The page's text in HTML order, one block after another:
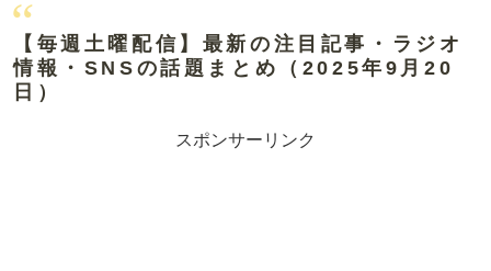
【毎週土曜配信】最新の注目記事・ラジオ
情報・SNSの話題まとめ（2025年9月20
日）
スポンサーリンク